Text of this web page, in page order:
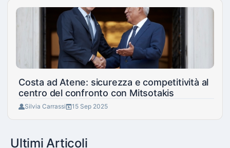
Costa ad Atene: sicurezza e competitività al
centro del confronto con Mitsotakis
Silvia Carrassi 15 Sep 2025
Ultimi Articoli